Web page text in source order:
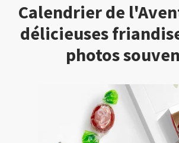
Calendrier de
délicieuses
photos